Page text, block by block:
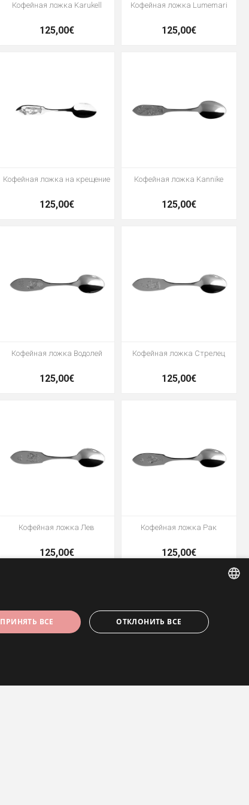
Кофейная ложка Karukell
125,00€
Кофейная ложка Lumemari
125,00€
Кофейная ложка на крещение
125,00€
Кофейная ложка Kannike
125,00€
Кофейная ложка Водолей
125,00€
Кофейная ложка Стрелец
125,00€
Кофейная ложка Лев
125,00€
Кофейная ложка Рак
125,00€
ENGLISH
ПРИНЯТЬ ВСЕ ОТКЛОНИТЬ ВСЕ